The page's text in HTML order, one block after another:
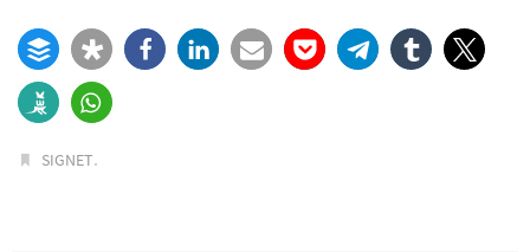
SIGNET.